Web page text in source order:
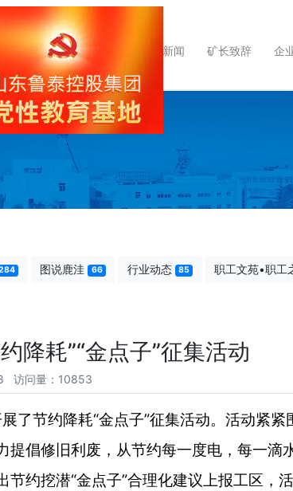
首 页 企业简介 鹿洼新闻 矿长致辞 企
图说鹿洼 66 行业动态 85 职工文苑•职工
降耗”“金点子”征集活动
访问量：10853
了节约降耗“金点子”征集活动。活动紧紧
倡修旧利废，从节约每一度电，每一滴
节约挖潜“金点子”合理化建议上报工区，